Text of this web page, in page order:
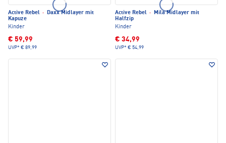
Active Rebel ·
Daxx Midlayer mit
Kapuze
Kinder
€ 59,99
UVP* € 89,99
Active Rebel ·
Mila Midlayer mit
Halfzip
Kinder
€ 34,99
UVP* € 54,99